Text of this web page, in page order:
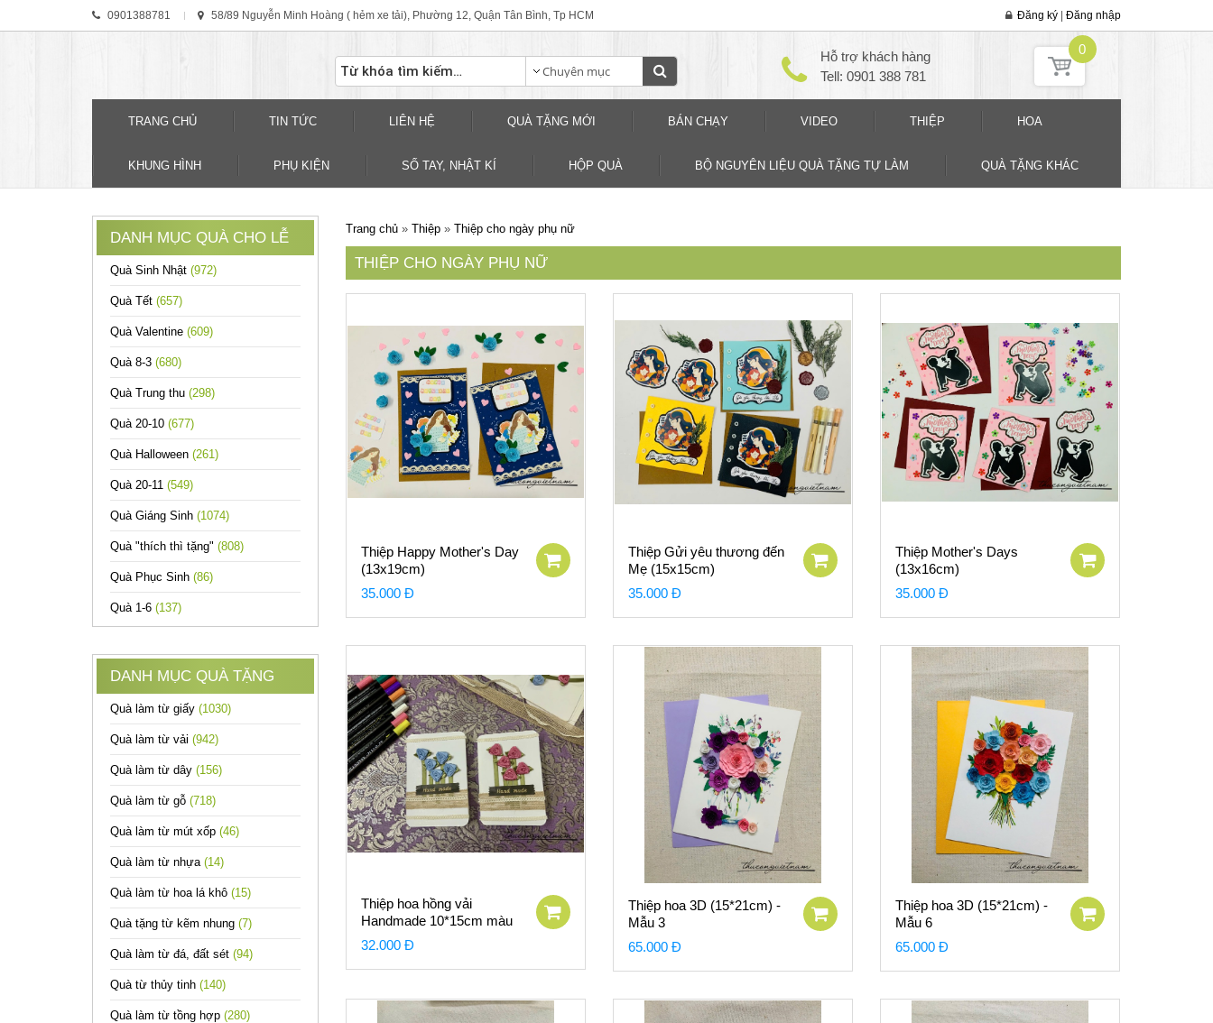
0901388781 58/89 Nguyễn Minh Hoàng ( hẻm xe tải), Phường 12, Quận Tân Bình, Tp HCM Đăng ký | Đăng nhập
Hỗ trợ khách hàng
Tell: 0901 388 781
0
TRANG CHỦ TIN TỨC LIÊN HỆ QUÀ TẶNG MỚI BÁN CHẠY VIDEO THIỆP HOA
KHUNG HÌNH PHỤ KIỆN SỐ TAY, NHẬT KÍ HỘP QUÀ BỘ NGUYÊN LIỆU QUÀ TẶNG TỰ LÀM QUÀ TẶNG KHÁC
DANH MỤC QUÀ CHO LỄ
Quà Sinh Nhật (972)
Quà Tết (657)
Quà Valentine (609)
Quà 8-3 (680)
Quà Trung thu (298)
Quà 20-10 (677)
Quà Halloween (261)
Quà 20-11 (549)
Quà Giáng Sinh (1074)
Quà "thích thì tặng" (808)
Quà Phục Sinh (86)
Quà 1-6 (137)
DANH MỤC QUÀ TẶNG
Quà làm từ giấy (1030)
Quà làm từ vải (942)
Quà làm từ dây (156)
Quà làm từ gỗ (718)
Quà làm từ mút xốp (46)
Quà làm từ nhựa (14)
Quà làm từ hoa lá khô (15)
Quà tặng từ kẽm nhung (7)
Quà làm từ đá, đất sét (94)
Quà từ thủy tinh (140)
Quà làm từ tồng hợp (280)
Trang chủ» Thiệp» Thiệp cho ngày phụ nữ
THIỆP CHO NGÀY PHỤ NỮ
Thiệp Happy Mother's Day
(13x19cm)
35.000 Đ
Thiệp Gửi yêu thương đến
Mẹ (15x15cm)
35.000 Đ
Thiệp Mother's Days
(13x16cm)
35.000 Đ
Thiệp hoa hồng vải
Handmade 10*15cm màu
trắng
32.000 Đ
Thiệp hoa 3D (15*21cm) -
Mẫu 3
65.000 Đ
Thiệp hoa 3D (15*21cm) -
Mẫu 6
65.000 Đ